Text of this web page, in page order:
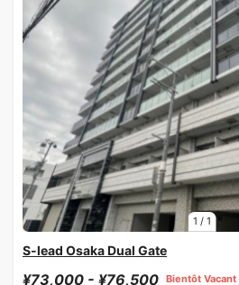
1 / 1
S-lead Osaka Dual Gate
¥73,000 - ¥76,500 Bientôt Vacant